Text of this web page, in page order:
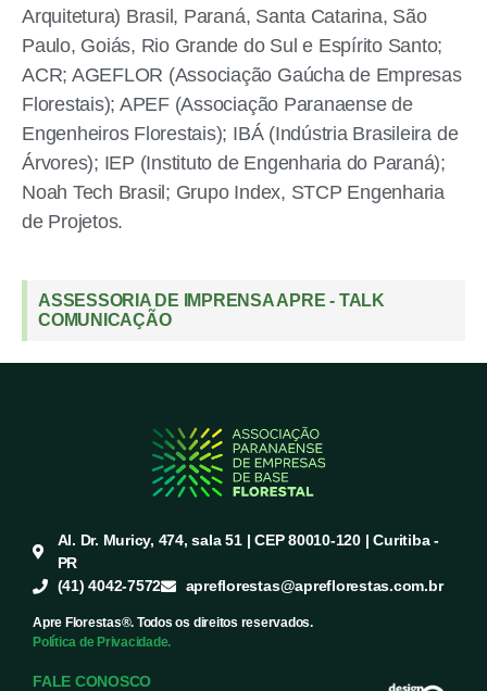
Arquitetura) Brasil, Paraná, Santa Catarina, São
Paulo, Goiás, Rio Grande do Sul e Espírito Santo;
ACR; AGEFLOR (Associação Gaúcha de Empresas
Florestais); APEF (Associação Paranaense de
Engenheiros Florestais); IBÁ (Indústria Brasileira de
Árvores); IEP (Instituto de Engenharia do Paraná);
Noah Tech Brasil; Grupo Index, STCP Engenharia
de Projetos.
ASSESSORIA DE IMPRENSA APRE - TALK
COMUNICAÇÃO
Al. Dr. Muricy, 474, sala 51 | CEP 80010-120 | Curitiba -
PR
(41) 4042-7572
apreflorestas@apreflorestas.com.br
Apre Florestas®. Todos os direitos reservados.
Política de Privacidade.
FALE CONOSCO